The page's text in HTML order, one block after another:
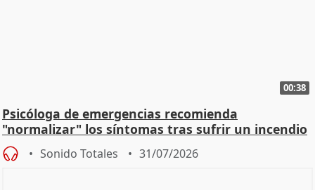
00:38
Psicóloga de emergencias recomienda
"normalizar" los síntomas tras sufrir un incendio
Sonido Totales 31/07/2026